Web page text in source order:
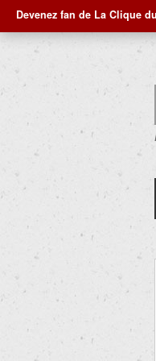
Devenez fan de La Clique